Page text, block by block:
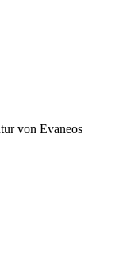
von Evaneos